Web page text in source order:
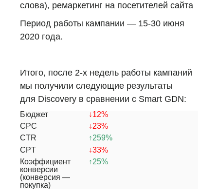
слова), ремаркетинг на посетителей сайта
Период работы кампании — 15-30 июня
2020 года.
Итого, после 2-х недель работы кампаний
мы получили следующие результаты
для Discoveryв сравнении с Smart GDN:
Бюджет
↓12%
CPC
↓23%
CTR
↑259%
CPT
↓33%
Коэффициент
конверсии
(конверсия —
покупка)
↑25%